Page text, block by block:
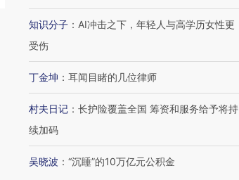
知识分子 ： AI冲击之下，年轻人与高学历女性更
受伤
丁金坤 ： 耳闻目睹的几位律师
村夫日记 ： 长护险覆盖全国 筹资和服务给予将持
续加码
吴晓波 ： “沉睡”的10万亿元公积金